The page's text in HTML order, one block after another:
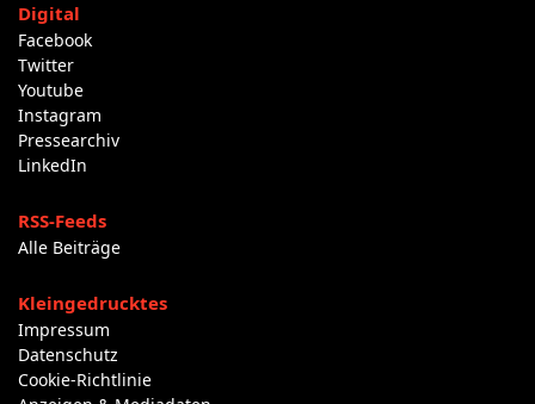
Digital
Facebook
Twitter
Youtube
Instagram
Pressearchiv
LinkedIn
RSS-Feeds
Alle Beiträge
Kleingedrucktes
Impressum
Datenschutz
Cookie-Richtlinie